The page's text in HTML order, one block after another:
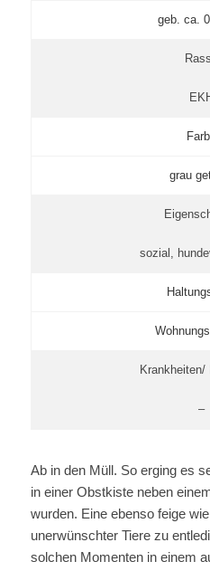
geb. ca.
grau
sozial,
Krankheiten/
–
Ab in den Müll. So erging es
in einer Obstkiste neben
wurden. Eine ebenso feige
unerwünschter Tiere zu
solchen Momenten in einem